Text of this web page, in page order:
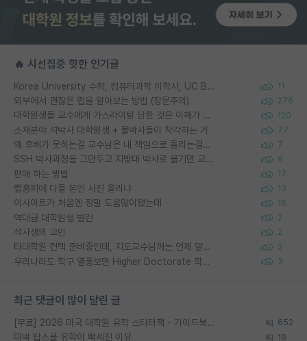
🔥 시선집중 핫한 인기글
Korea University 수학, 컴퓨터과학 이학사, UC Berkeley 산업공학 대학원 공학박사가 되는 것은 쉽지 않겠죠? 11
외부에서 괜찮은 랩을 알아보는 방법 (장문주의) 276
대학원생들 교수에게 가스라이팅 당한 것은 이해가 갑니다. 안타깝네요. 120
소재분야 석박사 대학원생 + 물박사들이 착각하는 거 77
왜 후배가 못하는걸 교수님은 내 책임으로 돌리는걸까요? 7
SSH 박사과정을 그만두고 지방대 박사로 옮기면 교수의 꿈은 끝일까요? 9
편애 하는 방법 17
랩홈피에 다들 본인 사진 올리냐 13
이사이트가 처음엔 정말 도움많이됐는데 16
역대급 대학원생 빌런 2
석사생의 고민 2
타대학원 컨텍 준비중인데, 지도교수님께는 언제 말씀드려야 할까요? 2
우리나라도 학구 열풍보면 Higher Doctorate 학위가 필요하다고 봅니다. 3
최근 댓글이 많이 달린 글
[무료] 2026 미국 대학원 유학 스타터팩 - 가이드북 & 합격자 컨택메일 템플릿 652
미박 탑스쿨 유학이 빡세진 이유 19